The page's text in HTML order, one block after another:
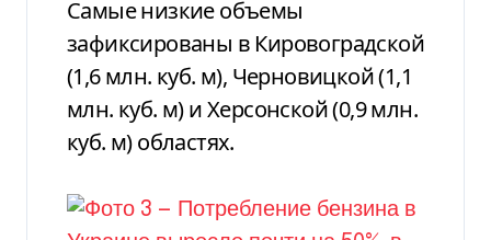
Самые низкие объемы
зафиксированы в Кировоградской
(1,6 млн. куб. м), Черновицкой (1,1
млн. куб. м) и Херсонской (0,9 млн.
куб. м) областях.